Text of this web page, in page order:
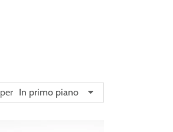
In primo piano